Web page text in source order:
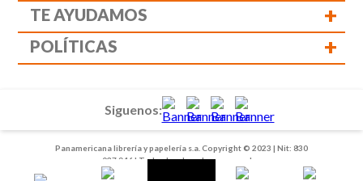
TE AYUDAMOS +
POLÍTICAS +
Panamericana librería y papelería s.a. Copyright © 2023 | Nit: 830
037 946 | Todos los derechos reservados
Siguenos: